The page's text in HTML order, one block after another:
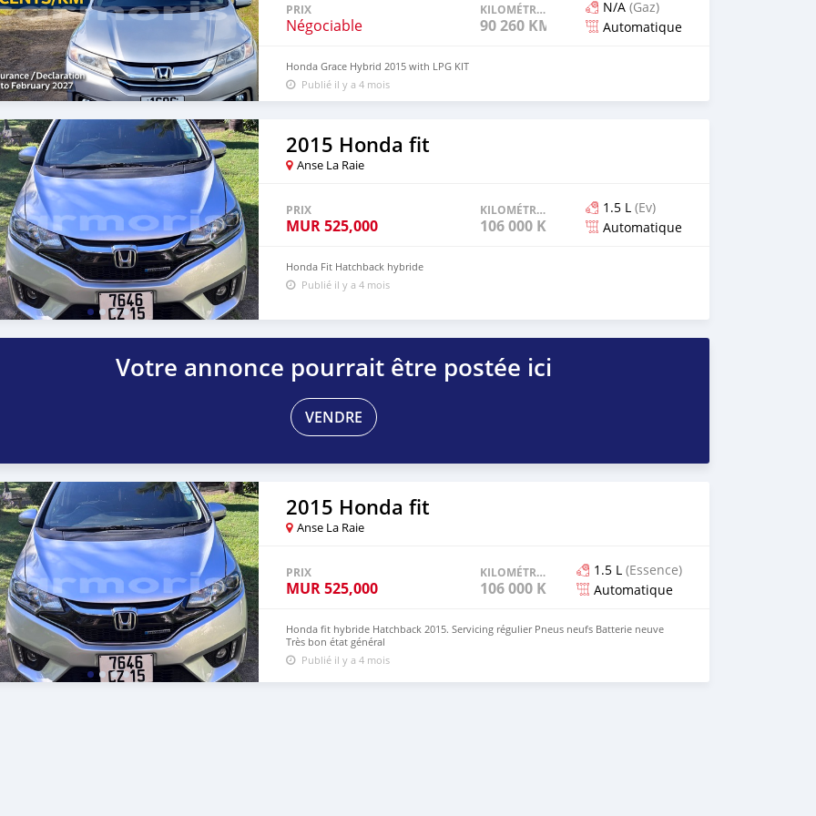
PRIX
Négociable
KILOMÉTRAGE
90 260 KM
N/A (Gaz)
Automatique
Honda Grace Hybrid 2015 with LPG KIT
Publié il y a 4 mois
2015 Honda fit
Anse La Raie
PRIX
MUR525,000
KILOMÉTRAGE
106 000 KM
1.5 L (Ev)
Automatique
Honda Fit Hatchback hybride
Publié il y a 4 mois
Votre annonce pourrait être postée ici
VENDRE
2015 Honda fit
Anse La Raie
PRIX
MUR525,000
KILOMÉTRAGE
106 000 KM
1.5 L (Essence)
Automatique
Honda fit hybride Hatchback 2015. Servicing régulier Pneus neufs Batterie neuve
Très bon état général
Publié il y a 4 mois